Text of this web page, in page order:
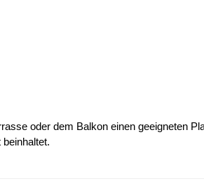
oder dem Balkon einen geeigneten